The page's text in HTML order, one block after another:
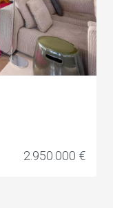
2.950.000 €